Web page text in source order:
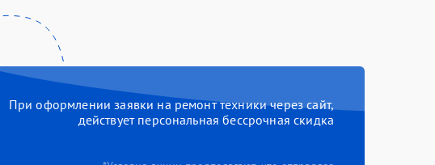
При оформлении заявки на ремонт техники через сайт,
действует персональная бессрочная скидка